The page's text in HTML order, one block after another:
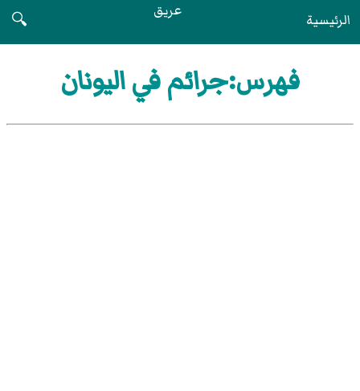
الرئيسية عريق
🔍
فهرس:جرائم في اليونان